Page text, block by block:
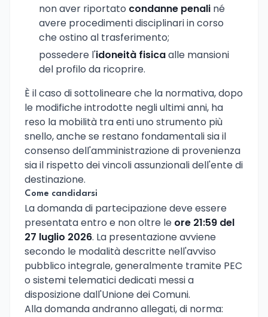
non aver riportato condanne penali né
avere procedimenti disciplinari in corso
che ostino al trasferimento;
possedere l'idoneità fisicaalle mansioni
del profilo da ricoprire.
È il caso di sottolineare che la normativa, dopo
le modifiche introdotte negli ultimi anni, ha
reso la mobilità tra enti uno strumento più
snello, anche se restano fondamentali sia il
consenso dell'amministrazione di provenienza
sia il rispetto dei vincoli assunzionali dell'ente di
destinazione.
Come candidarsi
La domanda di partecipazione deve essere
presentata entro e non oltre le ore 21:59 del
27 luglio 2026. La presentazione avviene
secondo le modalità descritte nell'avviso
pubblico integrale, generalmente tramite PEC
o sistemi telematici dedicati messi a
disposizione dall'Unione dei Comuni.
Alla domanda andranno allegati, di norma: